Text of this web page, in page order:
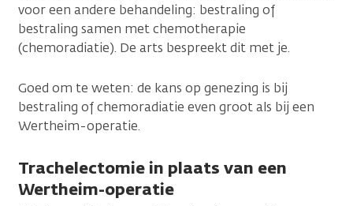
voor een andere behandeling: bestraling of
bestraling samen met chemotherapie
(chemoradiatie). De arts bespreekt dit met je.
Goed om te weten: de kans op genezing is bij
bestraling of chemoradiatie even groot als bij een
Wertheim-operatie.
Trachelectomie in plaats van een
Wertheim-operatie